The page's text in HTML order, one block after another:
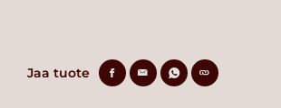
Jaa tuote